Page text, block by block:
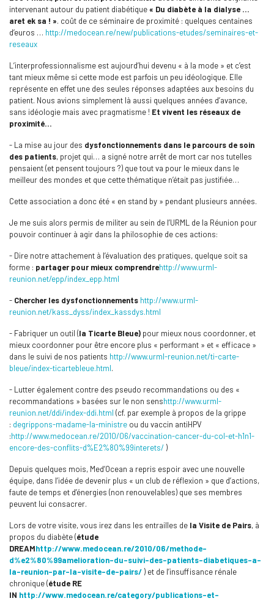
intervenant autour du patient diabétique« Du diabète à la dialyse …
aret ek sa ! ». coût de ce séminaire de proximité : quelques centaines
d’euros … http://medocean.re/new/publications-etudes/seminaires-et-
reseaux
L’interprofessionnalisme est aujourd’hui devenu « à la mode » et c’est
tant mieux même si cette mode est parfois un peu idéologique. Elle
représente en effet une des seules réponses adaptées aux besoins du
patient. Nous avions simplement là aussi quelques années d’avance,
sans idéologie mais avec pragmatisme ! Et vivent les réseaux de
proximité…
- La mise au jour des dysfonctionnements dans le parcours de soin
des patients, projet qui… a signé notre arrêt de mort car nos tutelles
pensaient (et pensent toujours ?) que tout va pour le mieux dans le
meilleur des mondes et que cette thématique n’était pas justifiée…
Cette association a donc été « en stand by » pendant plusieurs années.
Je me suis alors permis de militer au sein de l’URML de la Réunion pour
pouvoir continuer à agir dans la philosophie de ces actions:
- Dire notre attachement à l’évaluation des pratiques, quelque soit sa
forme : partager pour mieux comprendrehttp://www.urml-
reunion.net/epp/index_epp.html
- Chercher les dysfonctionnements http://www.urml-
reunion.net/kass_dyss/index_kassdys.html
- Fabriquer un outil (la Ticarte Bleue) pour mieux nous coordonner, et
mieux coordonner pour être encore plus « performant » et « efficace »
dans le suivi de nos patients http://www.urml-reunion.net/ti-carte-
bleue/index-ticartebleue.html.
- Lutter également contre des pseudo recommandations ou des «
recommandations » basées sur le non senshttp://www.urml-
reunion.net/ddi/index-ddi.html (cf. par exemple à propos de la grippe
: degrippons-madame-la-ministre ou du vaccin antiHPV
:http://www.medocean.re/2010/06/vaccination-cancer-du-col-et-h1n1-
encore-des-conflits-d%E2%80%99interets/ )
Depuis quelques mois, Med’Ocean a repris espoir avec une nouvelle
équipe, dans l’idée de devenir plus « un club de réflexion » que d’actions,
faute de temps et d’énergies (non renouvelables) que ses membres
peuvent lui consacrer.
Lors de votre visite, vous irez dans les entrailles de la Visite de Pairs, à
propos du diabète (étude
DREAMhttp://www.medocean.re/2010/06/methode-
d%e2%80%99amelioration-du-suivi-des-patients-diabetiques-a-
la-reunion-par-la-visite-de-pairs/ ) et de l’insuffisance rénale
chronique (étude RE
IN http://www.medocean.re/category/publications-et-